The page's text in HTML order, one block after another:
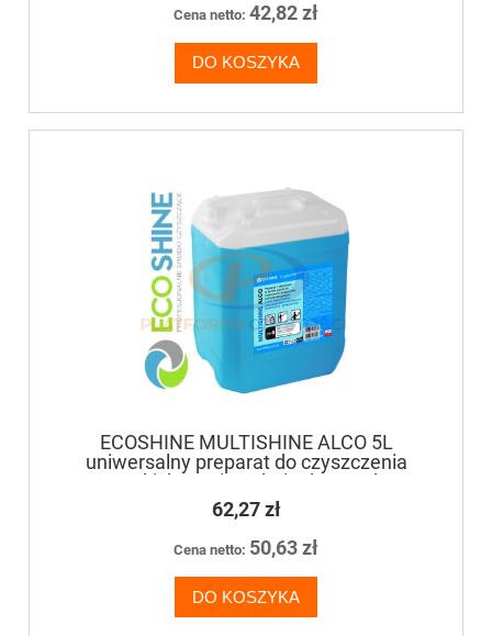
Cena netto: 42,82 zł
DO KOSZYKA
ECOSHINE MULTISHINE ALCO 5L
uniwersalny preparat do czyszczenia
wszystkich powierzchni odpornych na
działanie alkoholu
62,27 zł
Cena netto: 50,63 zł
DO KOSZYKA